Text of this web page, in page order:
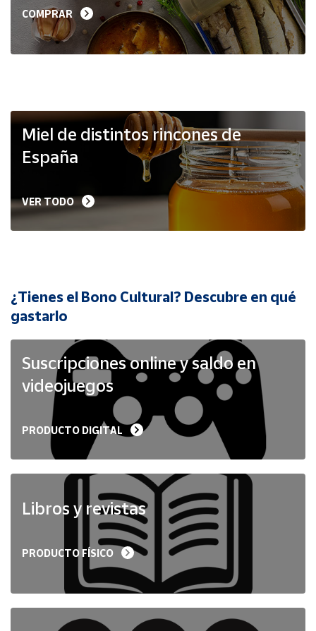
Ayuda
Vendedores
Mapa de
Hazte
vendedor
Cuenta
Ubicación
Península
Baleares
Melilla
COMPRAR
Miel de distintos rincones de
España
VER TODO
¿Tienes el Bono Cultural? Descubre en qué
gastarlo
Suscripciones online y saldo en
videojuegos
PRODUCTO DIGITAL
Libros y revistas
PRODUCTO FÍSICO